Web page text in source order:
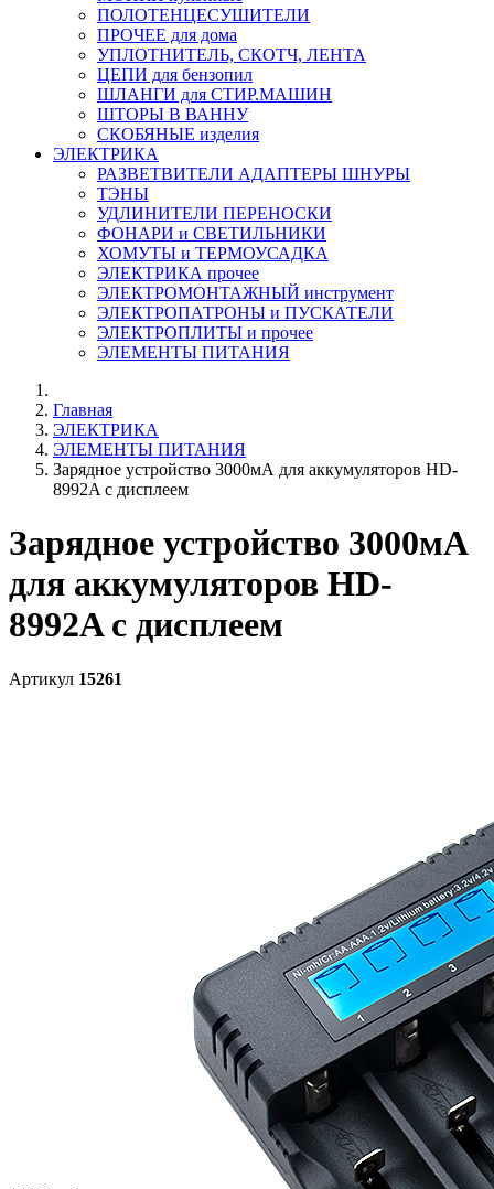
ПОЛОТЕНЦЕСУШИТЕЛИ
ПРОЧЕЕ для дома
УПЛОТНИТЕЛЬ, СКОТЧ, ЛЕНТА
ЦЕПИ для бензопил
ШЛАНГИ для СТИР.МАШИН
ШТОРЫ В ВАННУ
СКОБЯНЫЕ изделия
ЭЛЕКТРИКА
РАЗВЕТВИТЕЛИ АДАПТЕРЫ ШНУРЫ
ТЭНЫ
УДЛИНИТЕЛИ ПЕРЕНОСКИ
ФОНАРИ и СВЕТИЛЬНИКИ
ХОМУТЫ и ТЕРМОУСАДКА
ЭЛЕКТРИКА прочее
ЭЛЕКТРОМОНТАЖНЫЙ инструмент
ЭЛЕКТРОПАТРОНЫ и ПУСКАТЕЛИ
ЭЛЕКТРОПЛИТЫ и прочее
ЭЛЕМЕНТЫ ПИТАНИЯ
Главная
ЭЛЕКТРИКА
ЭЛЕМЕНТЫ ПИТАНИЯ
Зарядное устройство 3000мА для аккумуляторов HD-
8992A с дисплеем
Зарядное устройство 3000мА
для аккумуляторов HD-
8992A с дисплеем
Артикул 15261